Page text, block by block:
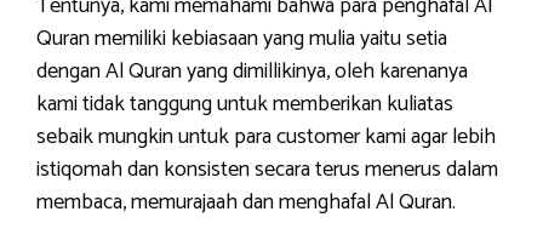
Quran memiliki kebiasaan yang mulia yaitu setia
dengan Al Quran yang dimillikinya, oleh karenanya
kami tidak tanggung untuk memberikan kuliatas
sebaik mungkin untuk para customer kami agar lebih
istiqomah dan konsisten secara terus menerus dalam
membaca, memurajaah dan menghafal Al Quran.